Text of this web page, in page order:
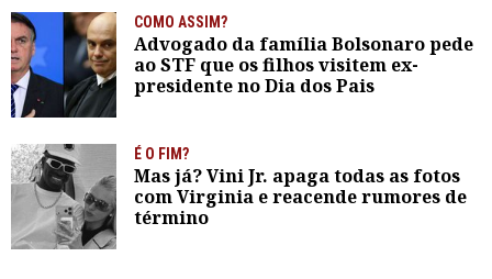
COMO ASSIM?
Advogado da família Bolsonaro pede
ao STF que os filhos visitem ex-
presidente no Dia dos Pais
É O FIM?
Mas já? Vini Jr. apaga todas as fotos
com Virginia e reacende rumores de
término